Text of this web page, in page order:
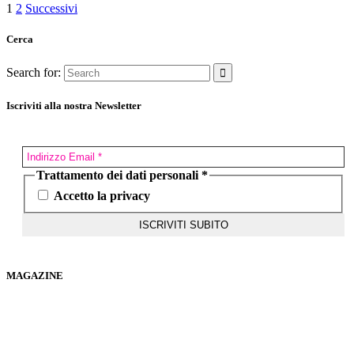
1 2 Successivi
Cerca
Search for:
Iscriviti alla nostra Newsletter
Trattamento dei dati personali *
Accetto la privacy
MAGAZINE